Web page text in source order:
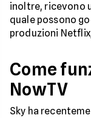
inoltre, ricevono
quale possono
produzioni
Come
NowTV
Sky ha